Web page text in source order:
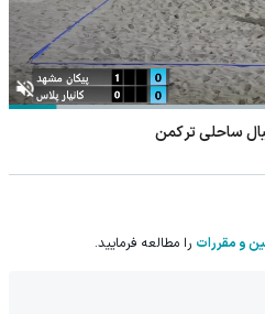
ساحلی ترکمن
و مقررات را مطالعه فرمایید.